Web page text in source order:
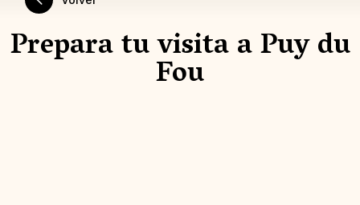
Prepara tu visita a Puy du
Fou